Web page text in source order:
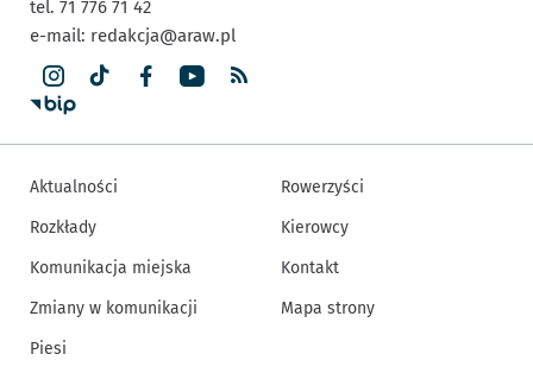
tel. 71 776 71 42
e-mail: redakcja@araw.pl
Aktualności
Rozkłady
Komunikacja miejska
Zmiany w komunikacji
Piesi
Rowerzyści
Kierowcy
Kontakt
Mapa strony